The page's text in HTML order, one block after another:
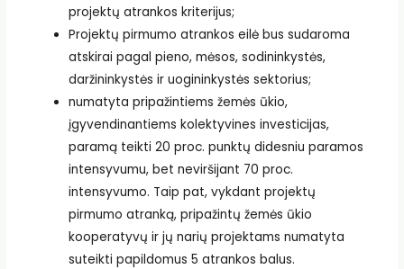
projektų atrankos kriterijus;
Projektų pirmumo atrankos eilė bus sudaroma
atskirai pagal pieno, mėsos, sodininkystės,
daržininkystės ir uogininkystės sektorius;
numatyta pripažintiems žemės ūkio,
įgyvendinantiems kolektyvines investicijas,
paramą teikti 20 proc. punktų didesniu paramos
intensyvumu, bet neviršijant 70 proc.
intensyvumo. Taip pat, vykdant projektų
pirmumo atranką, pripažintų žemės ūkio
kooperatyvų ir jų narių projektams numatyta
suteikti papildomus 5 atrankos balus.